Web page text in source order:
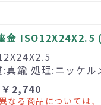
金 ISO12X24X2.5
真鍮 処理:ニッケル
2,740
なる商品については